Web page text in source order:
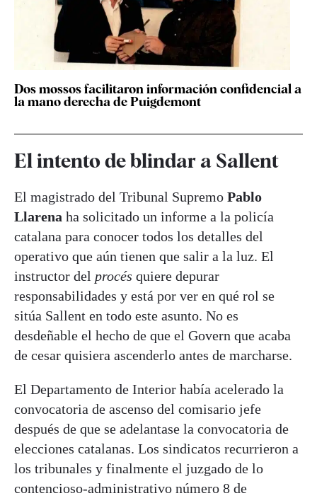
Dos mossos facilitaron información confidencial a
la mano derecha de Puigdemont
El intento de blindar a Sallent
El magistrado del Tribunal Supremo Pablo
Llarena ha solicitado un informe a la policía
catalana para conocer todos los detalles del
operativo que aún tienen que salir a la luz. El
instructor del procés quiere depurar
responsabilidades y está por ver en qué rol se
sitúa Sallent en todo este asunto. No es
desdeñable el hecho de que el Govern que acaba
de cesar quisiera ascenderlo antes de marcharse.
El Departamento de Interior había acelerado la
convocatoria de ascenso del comisario jefe
después de que se adelantase la convocatoria de
elecciones catalanas. Los sindicatos recurrieron a
los tribunales y finalmente el juzgado de lo
contencioso-administrativo número 8 de